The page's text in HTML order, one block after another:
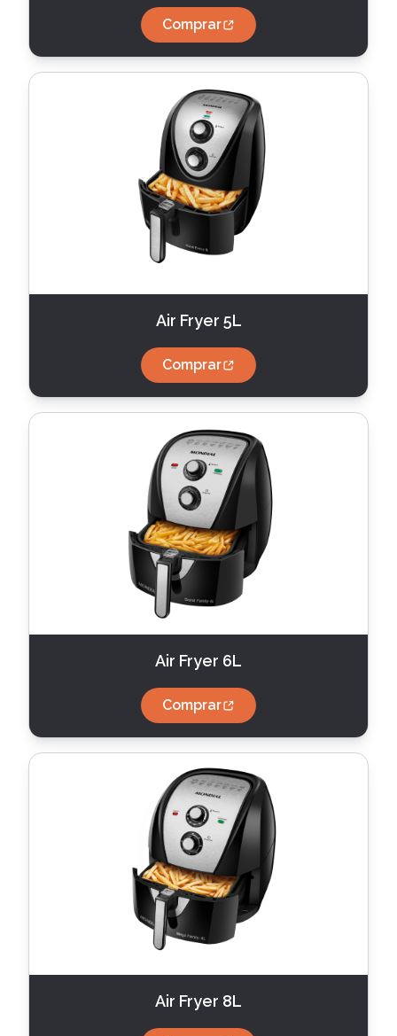
Comprar
Air Fryer 5L
Comprar
Air Fryer 6L
Comprar
Air Fryer 8L